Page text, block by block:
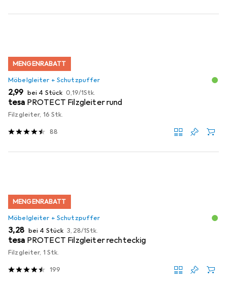
MENGENRABATT
Möbelgleiter + Schutzpuffer
EUR
2,99 bei 4 Stück EUR
0,19/1Stk.
tesa PROTECT Filzgleiter rund
Filzgleiter, 16 Stk.
88
MENGENRABATT
Möbelgleiter + Schutzpuffer
EUR
3,28 bei 4 Stück EUR
3,28/1Stk.
tesa PROTECT Filzgleiter rechteckig
Filzgleiter, 1 Stk.
199